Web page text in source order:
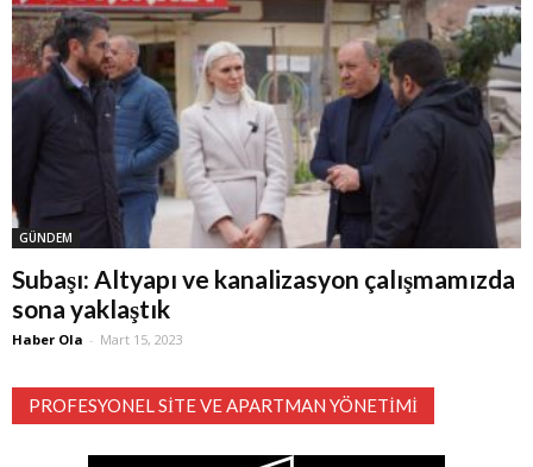
GÜNDEM
Subaşı: Altyapı ve kanalizasyon çalışmamızda
sona yaklaştık
Haber Ola - Mart 15, 2023
PROFESYONEL SITE VE APARTMAN YÖNETIMI